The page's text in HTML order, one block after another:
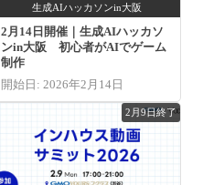
生成AIハッカソンin大阪
2月14日開催｜生成AIハッカソ
ンin大阪 初心者がAIでゲーム
制作
開始日: 2026年2月14日
2月9日終了